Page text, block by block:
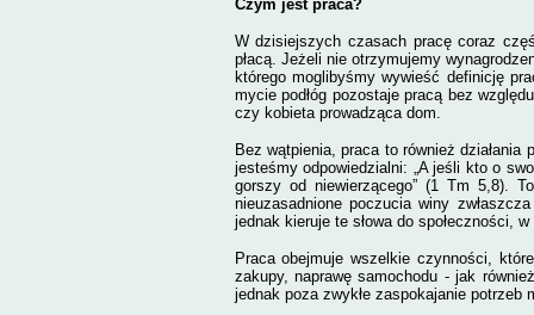
Czym jest praca?
W dzisiejszych czasach pracę coraz
płacą. Jeżeli nie otrzymujemy
którego moglibyśmy wywieść definicję
mycie podłóg pozostaje pracą bez
czy kobieta prowadząca dom.
Bez wątpienia, praca to również
jesteśmy odpowiedzialni: „A jeśli kto o
gorszy od niewierzącego” (1 Tm 5,8).
nieuzasadnione poczucia winy
jednak kieruje te słowa do społeczności,
Praca obejmuje wszelkie czynności,
zakupy, naprawę samochodu - jak
jednak poza zwykłe zaspokajanie potrzeb